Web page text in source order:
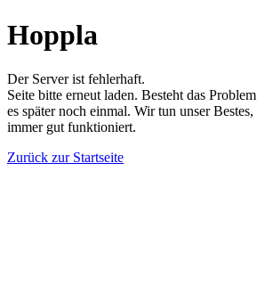
Hoppla
Der Server ist fehlerhaft.
Seite bitte erneut laden. Besteht das
es später noch einmal. Wir tun unser
immer gut funktioniert.
Zurück zur Startseite